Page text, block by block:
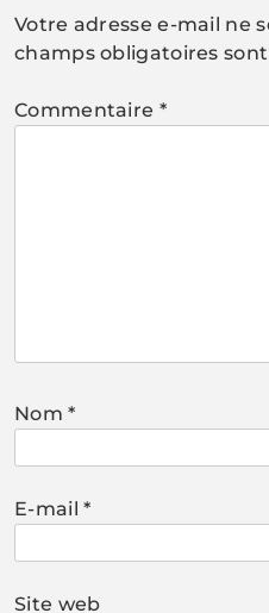
Votre adresse e-mail ne
champs obligatoires
Commentaire *
Nom*
E-mail*
Site web